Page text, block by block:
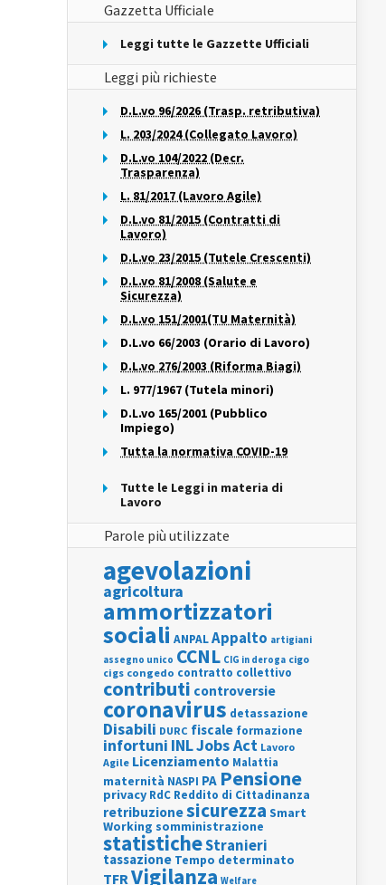
Gazzetta Ufficiale
Leggi tutte le Gazzette Ufficiali
Leggi più richieste
D.L.vo 96/2026 (Trasp. retributiva)
L. 203/2024 (Collegato Lavoro)
D.L.vo 104/2022 (Decr.
Trasparenza)
L. 81/2017 (Lavoro Agile)
D.L.vo 81/2015 (Contratti di
Lavoro)
D.L.vo 23/2015 (Tutele Crescenti)
D.L.vo 81/2008 (Salute e
Sicurezza)
D.L.vo 151/2001(TU Maternità)
D.L.vo 66/2003 (Orario di Lavoro)
D.L.vo 276/2003 (Riforma Biagi)
L. 977/1967 (Tutela minori)
D.L.vo 165/2001 (Pubblico
Impiego)
Tutta la normativa COVID-19
Tutte le Leggi in materia di
Lavoro
Parole più utilizzate
agevolazioni
agricoltura
ammortizzatori
sociali ANPALAppalto artigiani
assegno unico CCNL CIG in deroga cigo
cigs congedo contratto collettivo
contributi controversie
coronavirus detassazione
Disabili DURC fiscale formazione
infortuni INLJobs Act Lavoro
Agile Licenziamento Malattia
maternità NASPI PA Pensione
privacy RdC Reddito di Cittadinanza
retribuzionesicurezza Smart
Working somministrazione
statisticheStranieri
tassazione Tempo determinato
TFRVigilanza Welfare